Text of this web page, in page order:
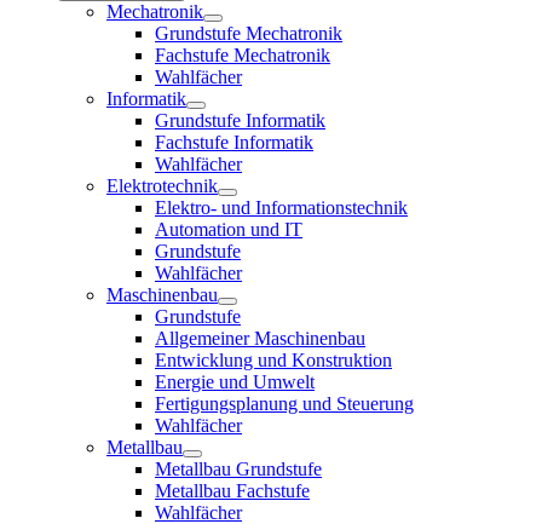
Mechatronik
Grundstufe Mechatronik
Fachstufe Mechatronik
Wahlfächer
Informatik
Grundstufe Informatik
Fachstufe Informatik
Wahlfächer
Elektrotechnik
Elektro- und Informationstechnik
Automation und IT
Grundstufe
Wahlfächer
Maschinenbau
Grundstufe
Allgemeiner Maschinenbau
Entwicklung und Konstruktion
Energie und Umwelt
Fertigungsplanung und Steuerung
Wahlfächer
Metallbau
Metallbau Grundstufe
Metallbau Fachstufe
Wahlfächer